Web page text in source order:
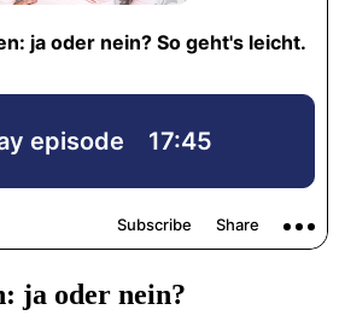
ja oder nein?